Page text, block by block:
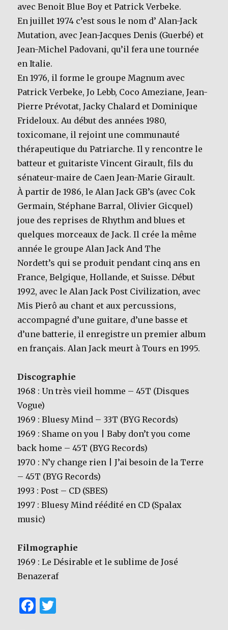
avec Benoit Blue Boy et Patrick Verbeke.
En juillet 1974 c’est sous le nom d’ Alan-Jack
Mutation, avec Jean-Jacques Denis (Guerbé) et
Jean-Michel Padovani, qu’il fera une tournée
en Italie.
En 1976, il forme le groupe Magnum avec
Patrick Verbeke, Jo Lebb, Coco Ameziane, Jean-
Pierre Prévotat, Jacky Chalard et Dominique
Frideloux. Au début des années 1980,
toxicomane, il rejoint une communauté
thérapeutique du Patriarche. Il y rencontre le
batteur et guitariste Vincent Girault, fils du
sénateur-maire de Caen Jean-Marie Girault.
À partir de 1986, le Alan Jack GB’s (avec Cok
Germain, Stéphane Barral, Olivier Gicquel)
joue des reprises de Rhythm and blues et
quelques morceaux de Jack. Il crée la même
année le groupe Alan Jack And The
Nordett’s qui se produit pendant cinq ans en
France, Belgique, Hollande, et Suisse. Début
1992, avec le Alan Jack Post Civilization, avec
Mis Pierô au chant et aux percussions,
accompagné d’une guitare, d’une basse et
d’une batterie, il enregistre un premier album
en français. Alan Jack meurt à Tours en 1995.
Discographie
1968 : Un très vieil homme – 45T (Disques
Vogue)
1969 : Bluesy Mind – 33T (BYG Records)
1969 : Shame on you | Baby don’t you come
back home – 45T (BYG Records)
1970 : N’y change rien | J’ai besoin de la Terre
– 45T (BYG Records)
1993 : Post – CD (SBES)
1997 : Bluesy Mind réédité en CD (Spalax
music)
Filmographie
1969 : Le Désirable et le sublime de José
Benazeraf
F